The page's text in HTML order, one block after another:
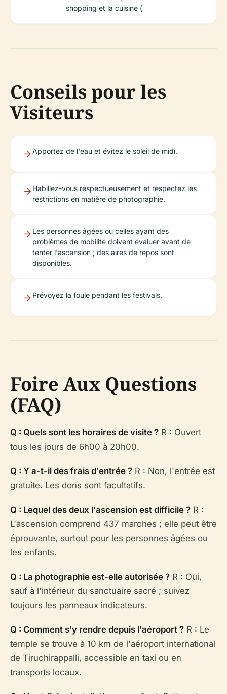
shopping et la cuisine (
Conseils pour les
Visiteurs
Apportez de l'eau et évitez le soleil de midi.
Habillez-vous respectueusement et respectez les
restrictions en matière de photographie.
Les personnes âgées ou celles ayant des
problèmes de mobilité doivent évaluer avant de
tenter l'ascension ; des aires de repos sont
disponibles.
Prévoyez la foule pendant les festivals.
Foire Aux Questions
(FAQ)
Q : Quels sont les horaires de visite ? R : Ouvert
tous les jours de 6h00 à 20h00.
Q : Y a-t-il des frais d'entrée ? R : Non, l'entrée est
gratuite. Les dons sont facultatifs.
Q : Lequel des deux l'ascension est difficile ? R :
L'ascension comprend 437 marches ; elle peut être
éprouvante, surtout pour les personnes âgées ou
les enfants.
Q : La photographie est-elle autorisée ? R : Oui,
sauf à l'intérieur du sanctuaire sacré ; suivez
toujours les panneaux indicateurs.
Q : Comment s'y rendre depuis l'aéroport ? R : Le
temple se trouve à 10 km de l'aéroport international
de Tiruchirappalli, accessible en taxi ou en
transports locaux.